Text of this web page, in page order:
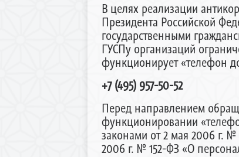
В целях реализации
Президента Российской
государственными
ГУСПу организаций
функционирует «телефон
+7 (495) 957-50-52
Перед направлением
функционировании
законами от 2 мая 2006 г.
2006 г. № 152-ФЗ «О